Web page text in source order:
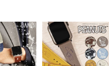
タル 金属
ース シル
S BSS12
き 三つ折れ プッシュ式
尾錠 留め具 部品 厚さ4m
mまで ZS0007 ZG0007
ZB0007